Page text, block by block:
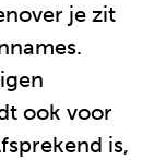
je zit
ook voor
is,